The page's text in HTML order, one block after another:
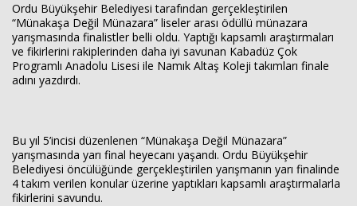
Ordu Büyükşehir Belediyesi tarafından gerçekleştirilen
“Münakaşa Değil Münazara” liseler arası ödüllü münazara
yarışmasında finalistler belli oldu. Yaptığı kapsamlı araştırmaları
ve fikirlerini rakiplerinden daha iyi savunan Kabadüz Çok
Programlı Anadolu Lisesi ile Namık Altaş Koleji takımları finale
adını yazdırdı.
Bu yıl 5’incisi düzenlenen “Münakaşa Değil Münazara”
yarışmasında yarı final heyecanı yaşandı. Ordu Büyükşehir
Belediyesi öncülüğünde gerçekleştirilen yarışmanın yarı finalinde
4 takım verilen konular üzerine yaptıkları kapsamlı araştırmalarla
fikirlerini savundu.